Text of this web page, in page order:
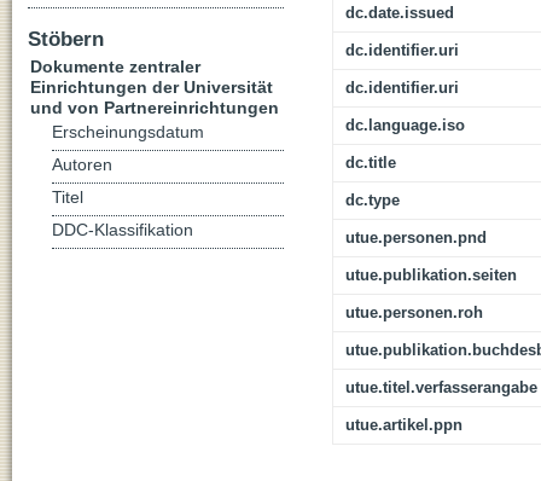
dc.date.issued
dc.identifier.uri
dc.identifier.uri
dc.language.iso
dc.title
dc.type
utue.personen.pnd
utue.publikation.seiten
utue.personen.roh
utue.titel.verfasserangabe
utue.artikel.ppn
Stöbern
Dokumente zentraler
Einrichtungen der Universität
und von Partnereinrichtungen
Erscheinungsdatum
Autoren
Titel
DDC-Klassifikation